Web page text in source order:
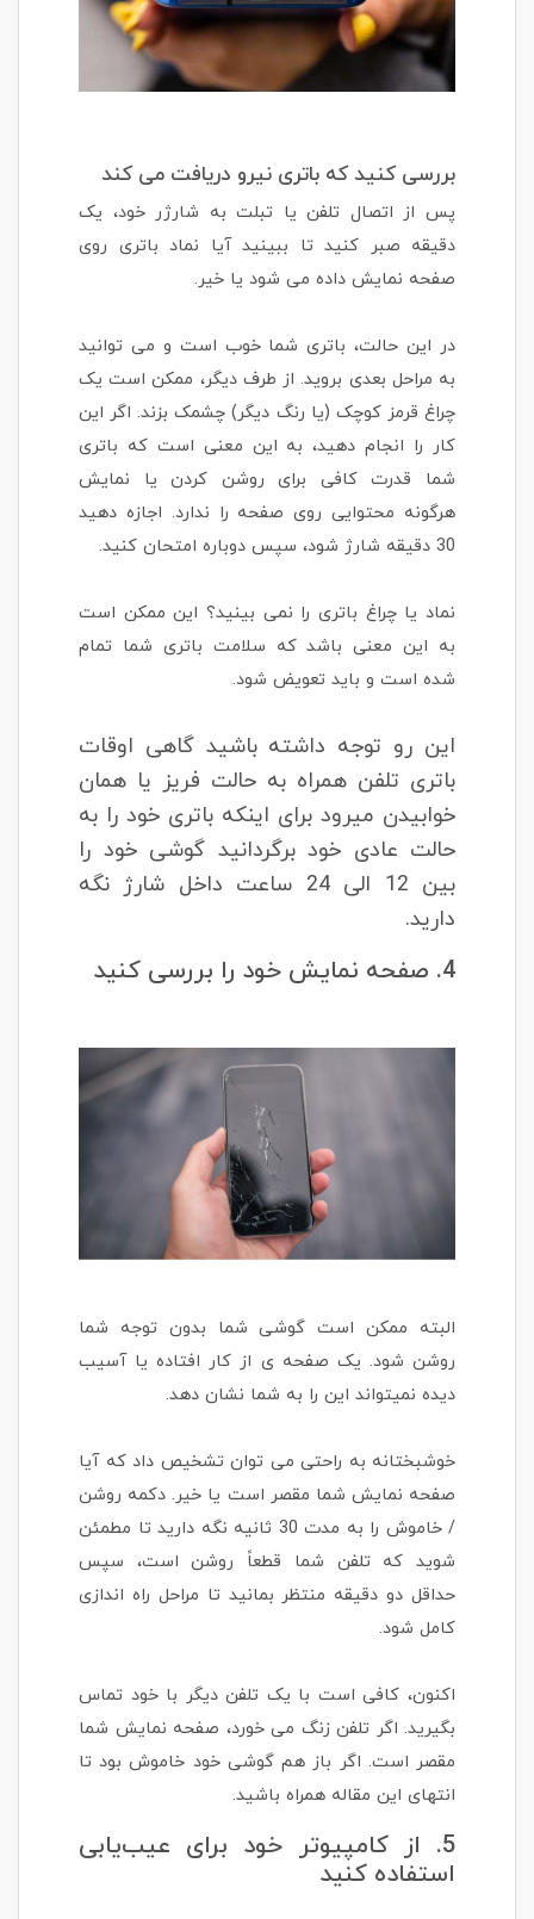
بررسی کنید که باتری نیرو دریافت می کند
پس از اتصال تلفن یا تبلت به شارژر خود، یک
دقیقه صبر کنید تا ببینید آیا نماد باتری روی
صفحه نمایش داده می شود یا خیر.
در این حالت، باتری شما خوب است و می توانید
به مراحل بعدی بروید. از طرف دیگر، ممکن است یک
چراغ قرمز کوچک (یا رنگ دیگر) چشمک بزند. اگر این
کار را انجام دهید، به این معنی است که باتری
شما قدرت کافی برای روشن کردن یا نمایش
هرگونه محتوایی روی صفحه را ندارد. اجازه دهید
30 دقیقه شارژ شود، سپس دوباره امتحان کنید.
نماد یا چراغ باتری را نمی بینید؟ این ممکن است
به این معنی باشد که سلامت باتری شما تمام
شده است و باید تعویض شود.
این رو توجه داشته باشید گاهی اوقات
باتری تلفن همراه به حالت فریز یا همان
خوابیدن میرود برای اینکه باتری خود را به
حالت عادی خود برگردانید گوشی خود را
بین 12 الی 24 ساعت داخل شارژ نگه
دارید.
4. صفحه نمایش خود را بررسی کنید
البته ممکن است گوشی شما بدون توجه شما
روشن شود. یک صفحه ی از کار افتاده یا آسیب
دیده نمیتواند این را به شما نشان دهد.
خوشبختانه به راحتی می توان تشخیص داد که آیا
صفحه نمایش شما مقصر است یا خیر. دکمه روشن
/ خاموش را به مدت 30 ثانیه نگه دارید تا مطمئن
شوید که تلفن شما قطعاً روشن است، سپس
حداقل دو دقیقه منتظر بمانید تا مراحل راه اندازی
کامل شود.
اکنون، کافی است با یک تلفن دیگر با خود تماس
بگیرید. اگر تلفن زنگ می خورد، صفحه نمایش شما
مقصر است. اگر باز هم گوشی خود خاموش بود تا
انتهای این مقاله همراه باشید.
5. از کامپیوتر خود برای عیب‌یابی
استفاده کنید